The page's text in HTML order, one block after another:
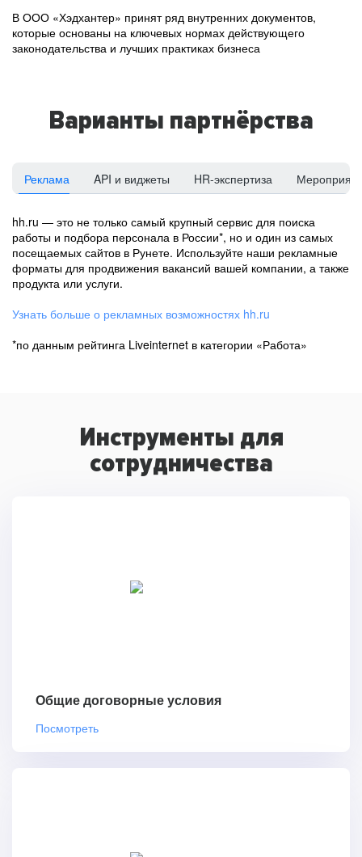
В ООО «Хэдхантер» принят ряд внутренних документов,
которые основаны на ключевых нормах действующего
законодательства и лучших практиках бизнеса
Варианты партнёрства
Реклама API и виджеты HR-экспертиза
hh.ru — это не только самый крупный сервис для поиска
работы и подбора персонала в России*, но и один из самых
посещаемых сайтов в Рунете. Используйте наши рекламные
форматы для продвижения вакансий вашей компании, а также
продукта или услуги.
Узнать больше о рекламных возможностях hh.ru
*по данным рейтинга Liveinternet в категории «Работа»
Инструменты для
сотрудничества
Общие договорные условия
Посмотреть